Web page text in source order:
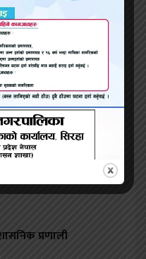
दुर्घटनाग्रस्त ,
प्रणाली